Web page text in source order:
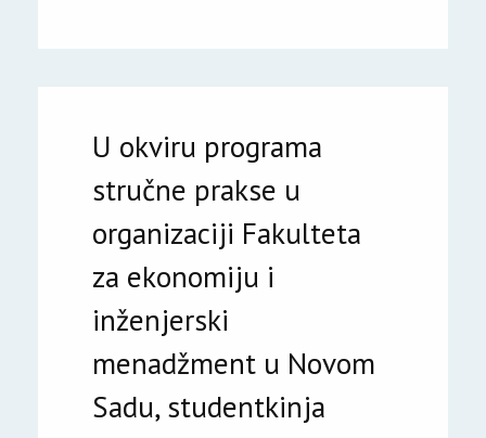
U okviru programa
stručne prakse u
organizaciji Fakulteta
za ekonomiju i
inženjerski
menadžment u Novom
Sadu, studentkinja